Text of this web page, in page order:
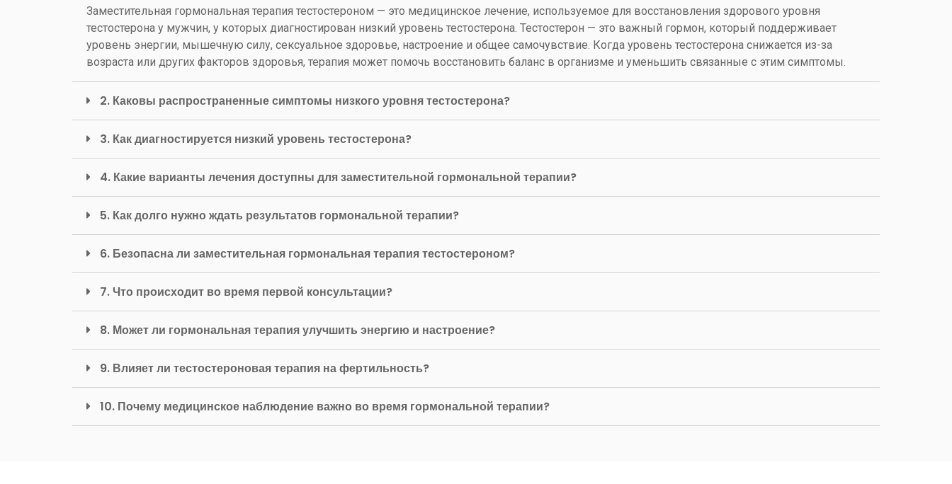
Заместительная гормональная терапия тестостероном — это медицинское лечение, используемое для восстановления здорового уровня
тестостерона у мужчин, у которых диагностирован низкий уровень тестостерона. Тестостерон — это важный гормон, который поддерживает
уровень энергии, мышечную силу, сексуальное здоровье, настроение и общее самочувствие. Когда уровень тестостерона снижается из-за
возраста или других факторов здоровья, терапия может помочь восстановить баланс в организме и уменьшить связанные с этим симптомы.
2. Каковы распространенные симптомы низкого уровня тестостерона?
3. Как диагностируется низкий уровень тестостерона?
4. Какие варианты лечения доступны для заместительной гормональной терапии?
5. Как долго нужно ждать результатов гормональной терапии?
6. Безопасна ли заместительная гормональная терапия тестостероном?
7. Что происходит во время первой консультации?
8. Может ли гормональная терапия улучшить энергию и настроение?
9. Влияет ли тестостероновая терапия на фертильность?
10. Почему медицинское наблюдение важно во время гормональной терапии?